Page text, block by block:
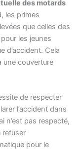
des motards
les primes
que celles des
les jeunes
d’accident. Cela
une couverture
de respecter
l’accident dans
n’est pas respecté,
refuser
pour le